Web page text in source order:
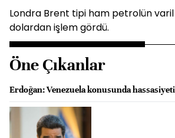
Londra Brent tipi ham petrolün varil
dolardan işlem gördü.
Öne Çıkanlar
Erdoğan: Venezuela konusunda